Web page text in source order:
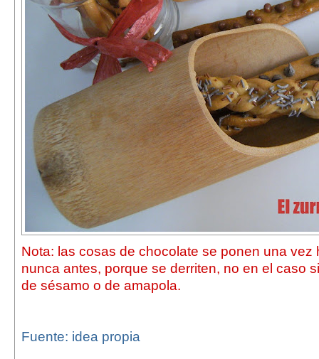
Nota: las cosas de chocolate se ponen una vez
nunca antes, porque se derriten, no en el caso
de sésamo o de amapola.
Fuente: idea propia